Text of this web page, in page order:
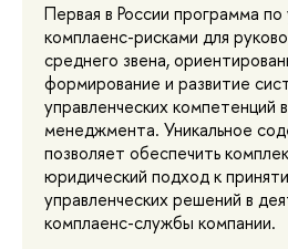
Первая в России программа
комплаенс-рисками для
среднего звена,
формирование и развитие
управленческих компетенций
менеджмента. Уникальное
позволяет обеспечить
юридический подход к
управленческих решений в
комплаенс-службы компании.